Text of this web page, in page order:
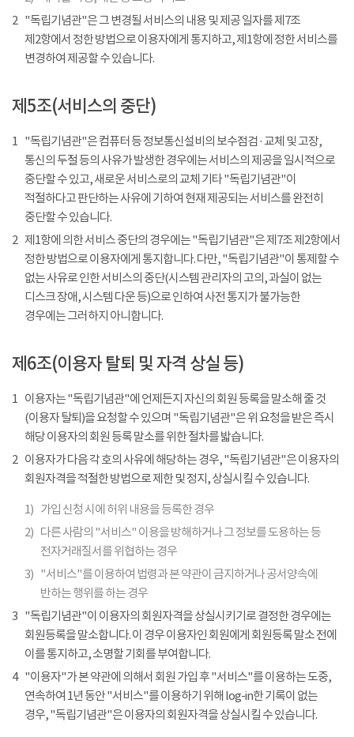
2 "독립기념관"은 그 변경될 서비스의 내용 및 제공 일자를 제7조
제2항에서 정한 방법으로 이용자에게 통지하고, 제1항에 정한 서비스를
변경하여 제공할 수 있습니다.
제5조(서비스의 중단)
1 "독립기념관"은 컴퓨터 등 정보통신설비의 보수점검 · 교체 및 고장,
통신의 두절 등의 사유가 발생한 경우에는 서비스의 제공을 일시적으로
중단할 수 있고, 새로운 서비스로의 교체 기타 "독립기념관"이
적절하다고 판단하는 사유에 기하여 현재 제공되는 서비스를 완전히
중단할 수 있습니다.
2 제1항에 의한 서비스 중단의 경우에는 "독립기념관"은 제7조 제2항에서
정한 방법으로 이용자에게 통지합니다. 다만, "독립기념관"이 통제할 수
없는 사유로 인한 서비스의 중단(시스템 관리자의 고의, 과실이 없는
디스크 장애, 시스템 다운 등)으로 인하여 사전 통지가 불가능한
경우에는 그러하지 아니합니다.
제6조(이용자 탈퇴 및 자격 상실 등)
1 이용자는 "독립기념관"에 언제든지 자신의 회원 등록을 말소해 줄 것
(이용자 탈퇴)을 요청할 수 있으며 "독립기념관"은 위 요청을 받은 즉시
해당 이용자의 회원 등록 말소를 위한 절차를 밟습니다.
2 이용자가 다음 각 호의 사유에 해당하는 경우, "독립기념관"은 이용자의
회원자격을 적절한 방법으로 제한 및 정지, 상실시킬 수 있습니다.
1) 가입 신청 시에 허위 내용을 등록한 경우
2) 다른 사람의 "서비스" 이용을 방해하거나 그 정보를 도용하는 등
전자거래질서를 위협하는 경우
3) "서비스"를 이용하여 법령과 본 약관이 금지하거나 공서양속에
반하는 행위를 하는 경우
3 "독립기념관"이 이용자의 회원자격을 상실시키기로 결정한 경우에는
회원등록을 말소합니다. 이 경우 이용자인 회원에게 회원등록 말소 전에
이를 통지하고, 소명할 기회를 부여합니다.
4
"이용자"가 본 약관에 의해서 회원 가입 후 "서비스"를 이용하는 도중,
연속하여 1년 동안 "서비스"를 이용하기 위해 log-in한 기록이 없는
경우, "독립기념관"은 이용자의 회원자격을 상실시킬 수 있습니다.